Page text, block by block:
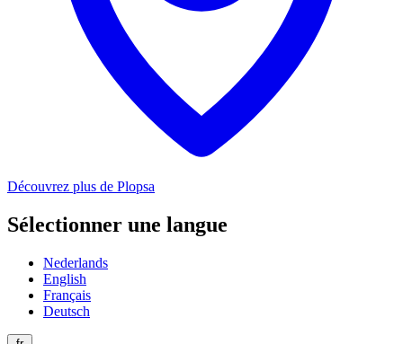
Découvrez plus de Plopsa
Sélectionner une langue
Nederlands
English
Français
Deutsch